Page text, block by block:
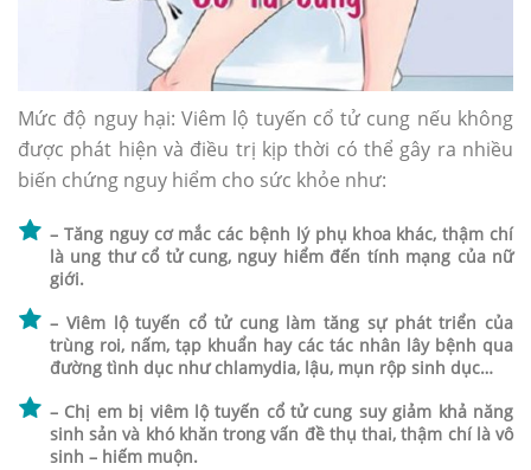
Mức độ nguy hại: Viêm lộ tuyến cổ tử cung nếu không
được phát hiện và điều trị kịp thời có thể gây ra nhiều
biến chứng nguy hiểm cho sức khỏe như:
– Tăng nguy cơ mắc các bệnh lý phụ khoa khác, thậm chí
là ung thư cổ tử cung, nguy hiểm đến tính mạng của nữ
giới.
– Viêm lộ tuyến cổ tử cung làm tăng sự phát triển của
trùng roi, nấm, tạp khuẩn hay các tác nhân lây bệnh qua
đường tình dục như chlamydia, lậu, mụn rộp sinh dục…
– Chị em bị viêm lộ tuyến cổ tử cung suy giảm khả năng
sinh sản và khó khăn trong vấn đề thụ thai, thậm chí là vô
sinh – hiếm muộn.